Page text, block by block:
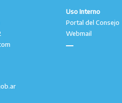
Uso Interno
Portal del Consejo
Webmail